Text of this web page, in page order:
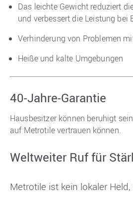
Das leichte Gewicht reduziert
und verbessert die Leistung bei
Verhinderung von Problemen
Heiße und kalte Umgebungen
40-Jahre-Garantie
Hausbesitzer können beruhigt
auf Metrotile vertrauen können.
Weltweiter Ruf für
Metrotile ist kein lokaler